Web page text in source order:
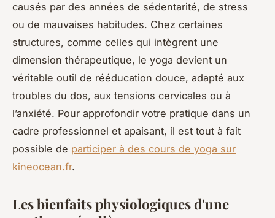
causés par des années de sédentarité, de stress
ou de mauvaises habitudes. Chez certaines
structures, comme celles qui intègrent une
dimension thérapeutique, le yoga devient un
véritable outil de rééducation douce, adapté aux
troubles du dos, aux tensions cervicales ou à
l’anxiété. Pour approfondir votre pratique dans un
cadre professionnel et apaisant, il est tout à fait
possible de participer à des cours de yoga sur
kineocean.fr.
Les bienfaits physiologiques d'une